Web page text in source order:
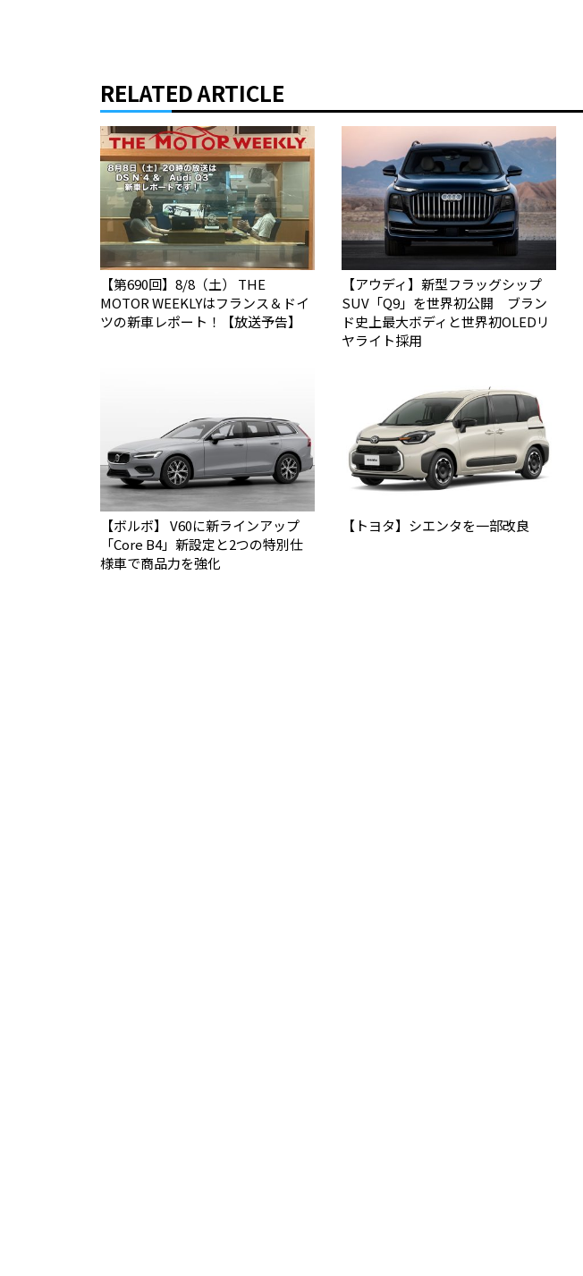
RELATED ARTICLE
【第690回】8/8（土） THE
MOTOR WEEKLYはフランス＆ドイ
ツの新車レポート！【放送予告】
【アウディ】新型フラッグシップ
SUV「Q9」を世界初公開 ブラン
ド史上最大ボディと世界初OLEDリ
ヤライト採用
【ボルボ】 V60に新ラインアップ
「Core B4」新設定と2つの特別仕
様車で商品力を強化
【トヨタ】シエンタを一部改良